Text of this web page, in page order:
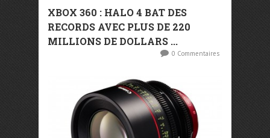
XBOX 360 : HALO 4 BAT DES
RECORDS AVEC PLUS DE 220
MILLIONS DE DOLLARS ...
0 Commentaires